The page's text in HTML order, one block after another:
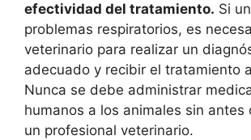
efectividad del tratamiento. Si
problemas respiratorios, es
veterinario para realizar un
adecuado y recibir el tratamiento
Nunca se debe administrar
humanos a los animales sin antes
un profesional veterinario.